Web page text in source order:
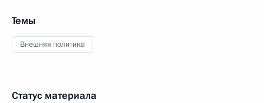
Темы
Внешняя политика
Статус материала